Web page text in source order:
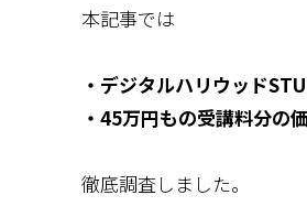
本記事では
・ デジタルハリウッド
・45万円もの受講料分の
徹底調査しました。